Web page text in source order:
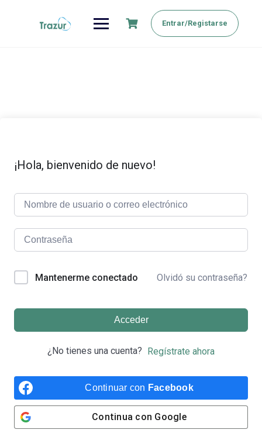
Entrar/Registarse
¡Hola, bienvenido de nuevo!
Mantenerme conectado Olvidó su contraseña?
Acceder
¿No tienes una cuenta? Regístrate ahora
Continuar con Facebook
Continua con Google